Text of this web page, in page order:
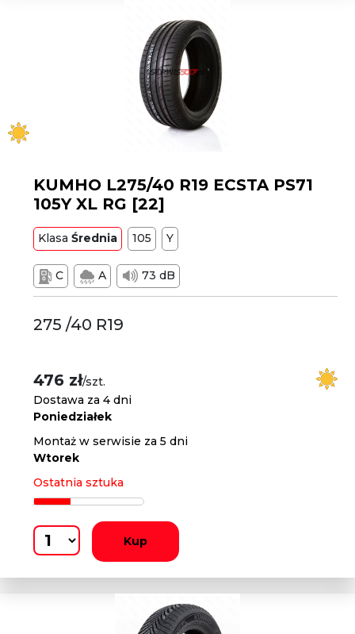
KUMHO L275/40 R19 ECSTA PS71
105Y XL RG [22]
KlasaŚrednia 105 Y
C A 73 dB
275 /40 R19
476 zł/szt.
Dostawa za 4 dni
Poniedziałek
Montaż w serwisie za 5 dni
Wtorek
Ostatnia sztuka
Kup